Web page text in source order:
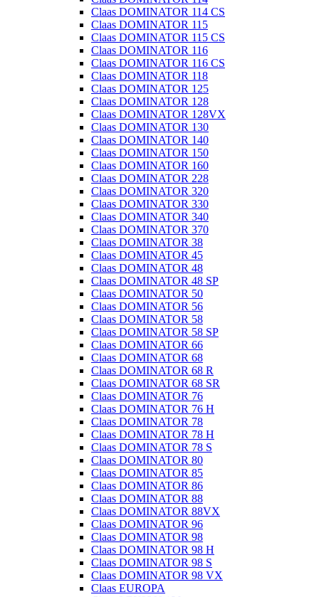
Claas DOMINATOR 114 CS
Claas DOMINATOR 115
Claas DOMINATOR 115 CS
Claas DOMINATOR 116
Claas DOMINATOR 116 CS
Claas DOMINATOR 118
Claas DOMINATOR 125
Claas DOMINATOR 128
Claas DOMINATOR 128VX
Claas DOMINATOR 130
Claas DOMINATOR 140
Claas DOMINATOR 150
Claas DOMINATOR 160
Claas DOMINATOR 228
Claas DOMINATOR 320
Claas DOMINATOR 330
Claas DOMINATOR 340
Claas DOMINATOR 370
Claas DOMINATOR 38
Claas DOMINATOR 45
Claas DOMINATOR 48
Claas DOMINATOR 48 SP
Claas DOMINATOR 50
Claas DOMINATOR 56
Claas DOMINATOR 58
Claas DOMINATOR 58 SP
Claas DOMINATOR 66
Claas DOMINATOR 68
Claas DOMINATOR 68 R
Claas DOMINATOR 68 SR
Claas DOMINATOR 76
Claas DOMINATOR 76 H
Claas DOMINATOR 78
Claas DOMINATOR 78 H
Claas DOMINATOR 78 S
Claas DOMINATOR 80
Claas DOMINATOR 85
Claas DOMINATOR 86
Claas DOMINATOR 88
Claas DOMINATOR 88VX
Claas DOMINATOR 96
Claas DOMINATOR 98
Claas DOMINATOR 98 H
Claas DOMINATOR 98 S
Claas DOMINATOR 98 VX
Claas EUROPA